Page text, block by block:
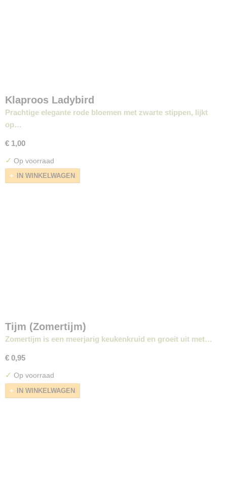
Klaproos Ladybird
Prachtige elegante rode bloemen met zwarte stippen, lijkt
op…
€ 1,00
✓ Op voorraad
IN WINKELWAGEN
Tijm (Zomertijm)
Zomertijm is een meerjarig keukenkruid en groeit uit met…
€ 0,95
✓ Op voorraad
IN WINKELWAGEN